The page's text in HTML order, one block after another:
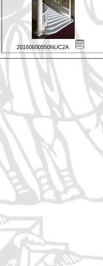
20160600550NUC2A